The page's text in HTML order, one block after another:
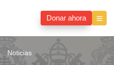
Donar ahora
Noticias